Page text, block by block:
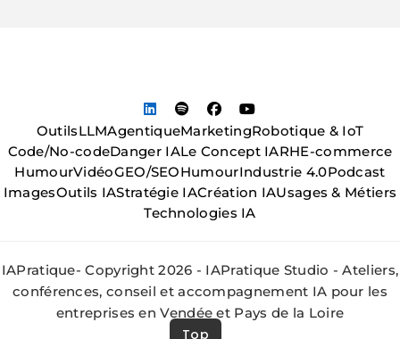
OutilsLLMAgentiqueMarketingRobotique & IoT
Code/No-codeDanger IALe Concept IARHE-commerce
HumourVidéoGEO/SEOHumourIndustrie 4.0Podcast
ImagesOutils IAStratégie IACréation IAUsages & Métiers
Technologies IA
IAPratique- Copyright 2026 - IAPratique Studio - Ateliers,
conférences, conseil et accompagnement IA pour les
entreprises en Vendée et Pays de la Loire
Top